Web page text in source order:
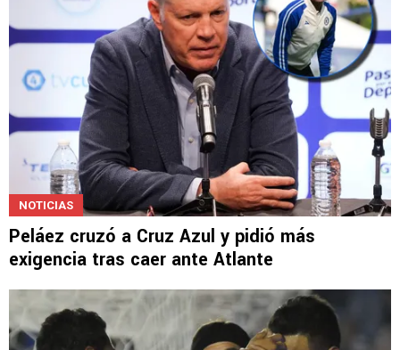
NOTICIAS
Peláez cruzó a Cruz Azul y pidió más
exigencia tras caer ante Atlante